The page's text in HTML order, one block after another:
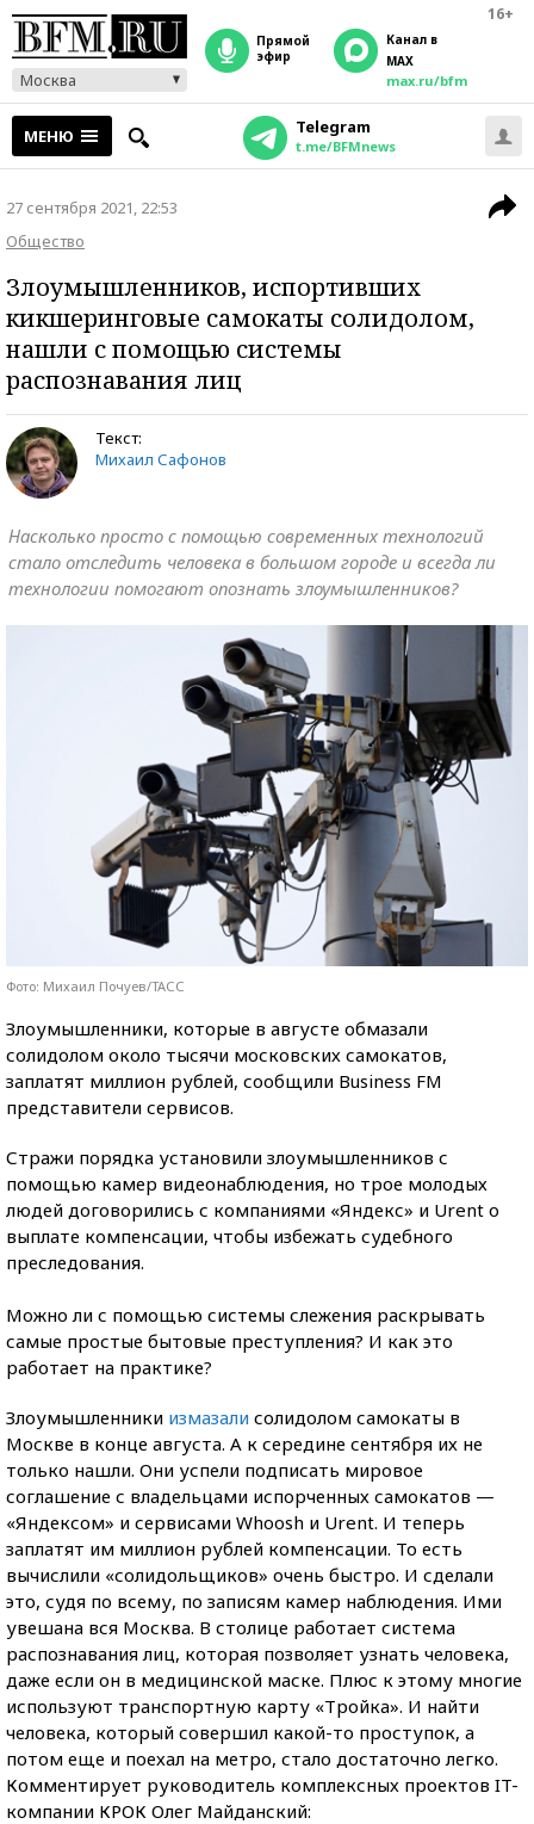
16+
Москва
прямой
эфир
Канал в
MAX
max.ru/bfm
МЕНЮ Telegram
t.me/BFMnews
27 сентября 2021, 22:53
Общество
Злоумышленников, испортивших
кикшеринговые самокаты солидолом,
нашли с помощью системы
распознавания лиц
Текст:
Михаил Сафонов
Насколько просто с помощью современных технологий
стало отследить человека в большом городе и всегда ли
технологии помогают опознать злоумышленников?
Фото: Михаил Почуев/ТАСС
Злоумышленники, которые в августе обмазали
солидолом около тысячи московских самокатов,
заплатят миллион рублей, сообщили Business FM
представители сервисов.
Стражи порядка установили злоумышленников с
помощью камер видеонаблюдения, но трое молодых
людей договорились с компаниями «Яндекс» и Urent о
выплате компенсации, чтобы избежать судебного
преследования.
Можно ли с помощью системы слежения раскрывать
самые простые бытовые преступления? И как это
работает на практике?
Злоумышленники измазали солидолом самокаты в
Москве в конце августа. А к середине сентября их не
только нашли. Они успели подписать мировое
соглашение с владельцами испорченных самокатов —
«Яндексом» и сервисами Whoosh и Urent. И теперь
заплатят им миллион рублей компенсации. То есть
вычислили «солидольщиков» очень быстро. И сделали
это, судя по всему, по записям камер наблюдения. Ими
увешана вся Москва. В столице работает система
распознавания лиц, которая позволяет узнать человека,
даже если он в медицинской маске. Плюс к этому многие
используют транспортную карту «Тройка». И найти
человека, который совершил какой-то проступок, а
потом еще и поехал на метро, стало достаточно легко.
Комментирует руководитель комплексных проектов IT-
компании КРОК Олег Майданский: